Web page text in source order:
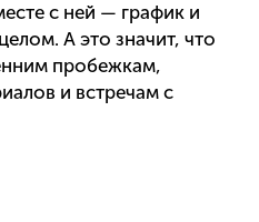
с ней — график и
А это значит, что
пробежкам,
и встречам с